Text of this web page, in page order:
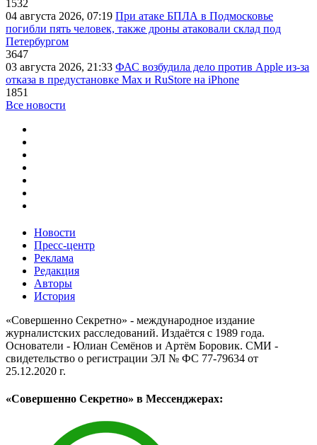
1532
04 августа 2026, 07:19 При атаке БПЛА в Подмосковье
погибли пять человек, также дроны атаковали склад под
Петербургом
3647
03 августа 2026, 21:33 ФАС возбудила дело против Apple из-за
отказа в предустановке Max и RuStore на iPhone
1851
Все новости
Новости
Пресс-центр
Реклама
Редакция
Авторы
История
«Совершенно Секретно» - международное издание
журналистских расследований. Издаётся с 1989 года.
Основатели - Юлиан Семёнов и Артём Боровик. CМИ -
свидетельство о регистрации ЭЛ № ФС 77-79634 от
25.12.2020 г.
«Совершенно Секретно» в Мессенджерах: